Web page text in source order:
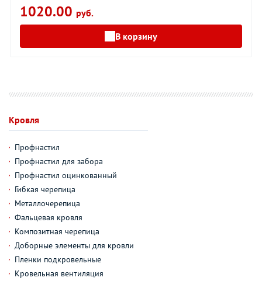
1020.00 руб.
В корзину
Кровля
Профнастил
Профнастил для забора
Профнастил оцинкованный
Гибкая черепица
Металлочерепица
Фальцевая кровля
Композитная черепица
Доборные элементы для кровли
Пленки подкровельные
Кровельная вентиляция